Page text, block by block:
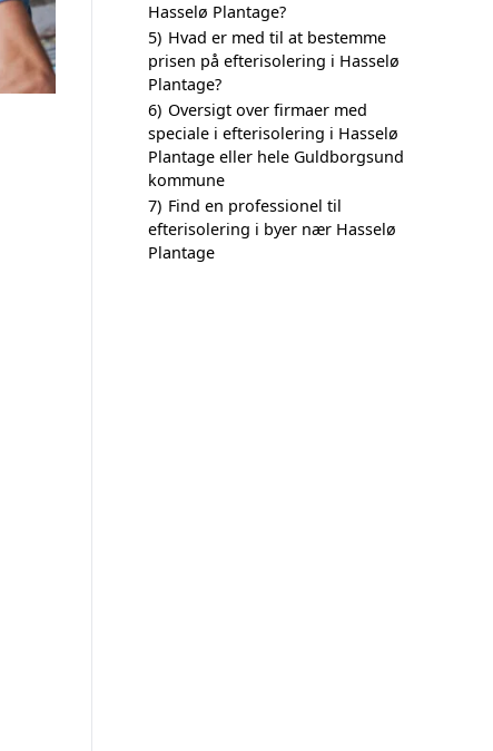
Hasselø Plantage?
5) Hvad er med til at bestemme
prisen på efterisolering i Hasselø
Plantage?
6) Oversigt over firmaer med
speciale i efterisolering i Hasselø
Plantage eller hele Guldborgsund
kommune
7) Find en professionel til
efterisolering i byer nær Hasselø
Plantage